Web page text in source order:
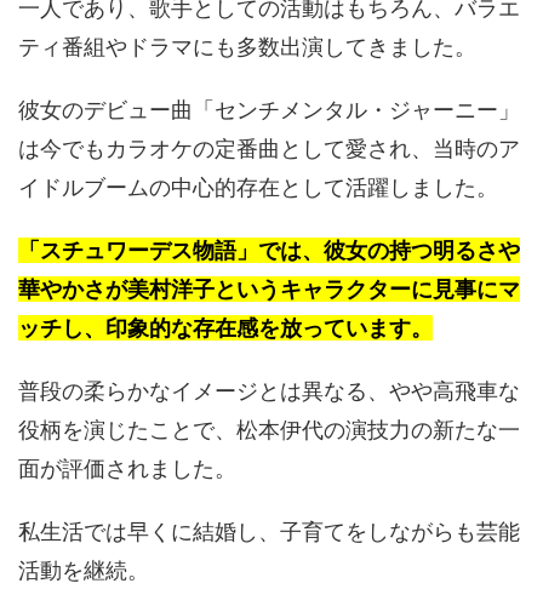
一人であり、歌手としての活動はもちろん、バラエ
ティ番組やドラマにも多数出演してきました。
彼女のデビュー曲「センチメンタル・ジャーニー」
は今でもカラオケの定番曲として愛され、当時のア
イドルブームの中心的存在として活躍しました。
「スチュワーデス物語」では、彼女の持つ明るさや
華やかさが美村洋子というキャラクターに見事にマ
ッチし、印象的な存在感を放っています。
普段の柔らかなイメージとは異なる、やや高飛車な
役柄を演じたことで、松本伊代の演技力の新たな一
面が評価されました。
私生活では早くに結婚し、子育てをしながらも芸能
活動を継続。